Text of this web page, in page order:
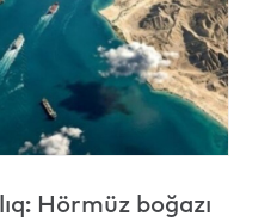
Hörmüz boğazı